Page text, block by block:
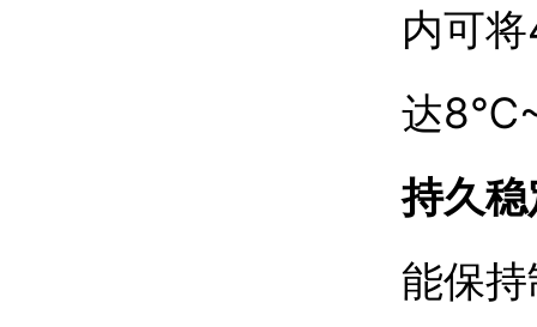
内可
达
持久
能保